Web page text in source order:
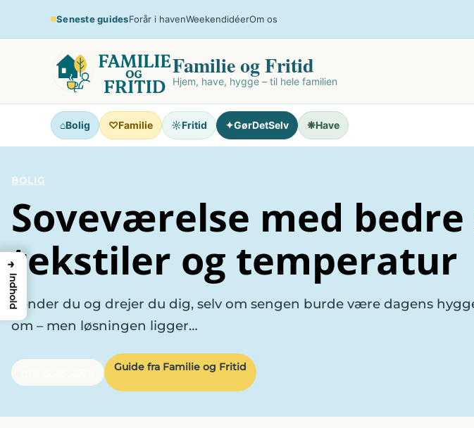
indhold
Seneste guidesForår i havenWeekendidéerOm os
Familie og Fritid
Hjem, have, hygge – til hele familien
⌂Bolig ♡Familie ☼Fritid ✦GørDetSelv ❋Have
BOLIG
Soveværelse med
tekstiler og temperatur
Vender du og drejer du dig, selv om sengen burde være dagens
om – men løsningen ligger…
Guide fra Familie og Fritid
→
Indhold